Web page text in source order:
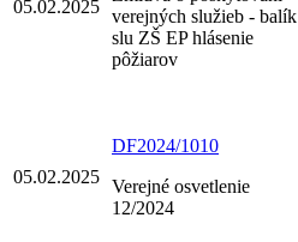
05.02.2025 verejných služieb - balík
slu ZŠ EP hlásenie
pôžiarov
05.02.2025
DF2024/1010
Verejné osvetlenie
12/2024